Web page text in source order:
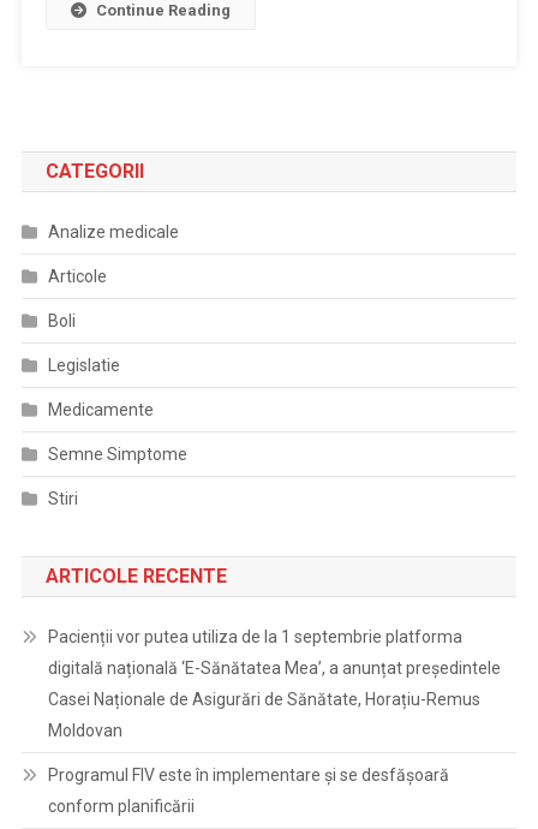
Continue Reading
CATEGORII
Analize medicale
Articole
Boli
Legislatie
Medicamente
Semne Simptome
Stiri
ARTICOLE RECENTE
Pacienții vor putea utiliza de la 1 septembrie platforma
digitală națională ‘E-Sănătatea Mea’, a anunțat președintele
Casei Naționale de Asigurări de Sănătate, Horațiu-Remus
Moldovan
Programul FIV este în implementare și se desfășoară
conform planificării